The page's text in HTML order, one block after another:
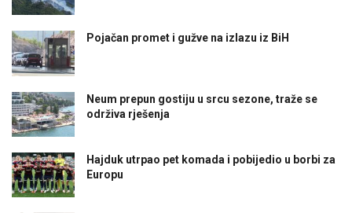
Pojačan promet i gužve na izlazu iz BiH
Neum prepun gostiju u srcu sezone, traže se
održiva rješenja
Hajduk utrpao pet komada i pobijedio u borbi za
Europu